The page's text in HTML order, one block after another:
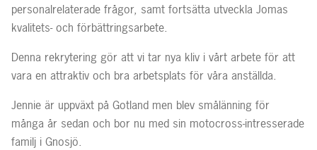
personalrelaterade frågor, samt fortsätta utveckla Jomas
kvalitets- och förbättringsarbete.
Denna rekrytering gör att vi tar nya kliv i vårt arbete för att
vara en attraktiv och bra arbetsplats för våra anställda.
Jennie är uppväxt på Gotland men blev smålänning för
många år sedan och bor nu med sin motocross-intresserade
familj i Gnosjö.